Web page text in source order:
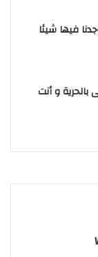
فيها شيئا
و أنت